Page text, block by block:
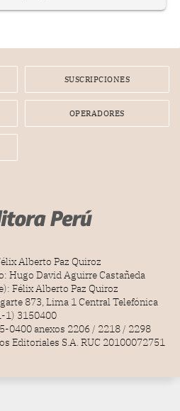
SUSCRIPCIONES
OPERADORES
Alberto Paz Quiroz
Hugo David Aguirre Castañeda
Félix Alberto Paz Quiroz
873, Lima 1 Central Telefónica
1) 3150400
0400 anexos 2206 / 2218 / 2298
Editoriales S.A. RUC 20100072751